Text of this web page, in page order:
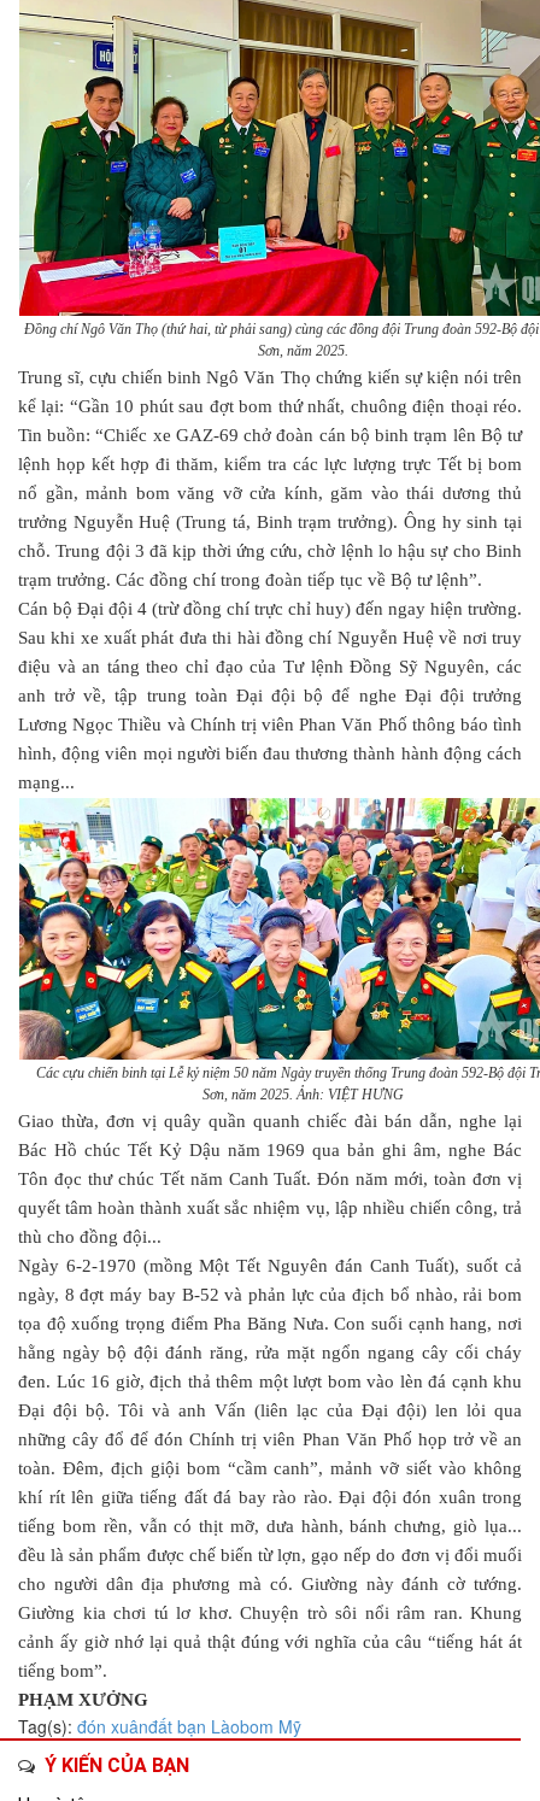
Đồng chí Ngô Văn Thọ (thứ hai, từ phải sang) cùng các đồng đội Trung đoàn 592-Bộ
Sơn, năm 2025.
Trung sĩ, cựu chiến binh Ngô Văn Thọ chứng kiến sự kiện nói trên
kể lại: “Gần 10 phút sau đợt bom thứ nhất, chuông điện thoại réo.
Tin buồn: “Chiếc xe GAZ-69 chở đoàn cán bộ binh trạm lên Bộ tư
lệnh họp kết hợp đi thăm, kiểm tra các lực lượng trực Tết bị bom
nổ gần, mảnh bom văng vỡ cửa kính, găm vào thái dương thủ
trưởng Nguyễn Huệ (Trung tá, Binh trạm trưởng). Ông hy sinh tại
chỗ. Trung đội 3 đã kịp thời ứng cứu, chờ lệnh lo hậu sự cho Binh
trạm trưởng. Các đồng chí trong đoàn tiếp tục về Bộ tư lệnh”.
Cán bộ Đại đội 4 (trừ đồng chí trực chỉ huy) đến ngay hiện trường.
Sau khi xe xuất phát đưa thi hài đồng chí Nguyễn Huệ về nơi truy
điệu và an táng theo chỉ đạo của Tư lệnh Đồng Sỹ Nguyên, các
anh trở về, tập trung toàn Đại đội bộ để nghe Đại đội trưởng
Lương Ngọc Thiều và Chính trị viên Phan Văn Phố thông báo tình
hình, động viên mọi người biến đau thương thành hành động cách
mạng...
Các cựu chiến binh tại Lễ kỷ niệm 50 năm Ngày truyền thống Trung đoàn 592-Bộ đội
Sơn, năm 2025. Ảnh: VIỆT HƯNG
Giao thừa, đơn vị quây quần quanh chiếc đài bán dẫn, nghe lại
Bác Hồ chúc Tết Kỷ Dậu năm 1969 qua bản ghi âm, nghe Bác
Tôn đọc thư chúc Tết năm Canh Tuất. Đón năm mới, toàn đơn vị
quyết tâm hoàn thành xuất sắc nhiệm vụ, lập nhiều chiến công, trả
thù cho đồng đội...
Ngày 6-2-1970 (mồng Một Tết Nguyên đán Canh Tuất), suốt cả
ngày, 8 đợt máy bay B-52 và phản lực của địch bổ nhào, rải bom
tọa độ xuống trọng điểm Pha Băng Nưa. Con suối cạnh hang, nơi
hằng ngày bộ đội đánh răng, rửa mặt ngổn ngang cây cối cháy
đen. Lúc 16 giờ, địch thả thêm một lượt bom vào lèn đá cạnh khu
Đại đội bộ. Tôi và anh Vấn (liên lạc của Đại đội) len lỏi qua
những cây đổ để đón Chính trị viên Phan Văn Phố họp trở về an
toàn. Đêm, địch giội bom “cầm canh”, mảnh vỡ siết vào không
khí rít lên giữa tiếng đất đá bay rào rào. Đại đội đón xuân trong
tiếng bom rền, vẫn có thịt mỡ, dưa hành, bánh chưng, giò lụa...
đều là sản phẩm được chế biến từ lợn, gạo nếp do đơn vị đổi muối
cho người dân địa phương mà có. Giường này đánh cờ tướng.
Giường kia chơi tú lơ khơ. Chuyện trò sôi nổi râm ran. Khung
cảnh ấy giờ nhớ lại quả thật đúng với nghĩa của câu “tiếng hát át
tiếng bom”.
PHẠM XƯỞNG
Tag(s): đón xuânđất bạn Làobom Mỹ
Ý KIẾN CỦA BẠN